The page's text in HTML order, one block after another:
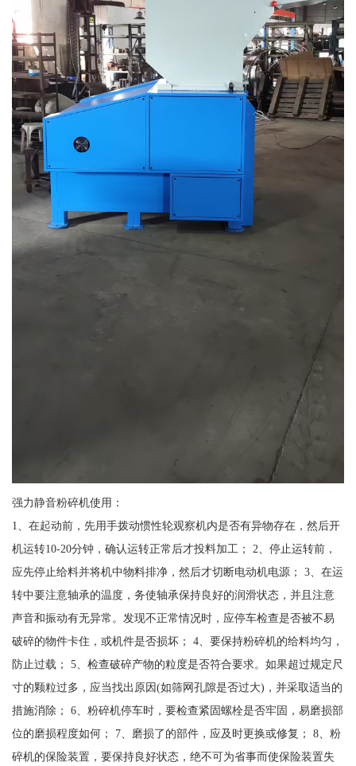
强力静音粉碎机使用：
1、在起动前，先用手拨动惯性轮观察机内是否有异物存在，然后开
机运转10-20分钟，确认运转正常后才投料加工； 2、停止运转前，
应先停止给料并将机中物料排净，然后才切断电动机电源； 3、在运
转中要注意轴承的温度，务使轴承保持良好的润滑状态，并且注意
声音和振动有无异常。发现不正常情况时，应停车检查是否被不易
破碎的物件卡住，或机件是否损坏； 4、要保持粉碎机的给料均匀，
防止过载； 5、检查破碎产物的粒度是否符合要求。如果超过规定尺
寸的颗粒过多，应当找出原因(如筛网孔隙是否过大)，并采取适当的
措施消除； 6、粉碎机停车时，要检查紧固螺栓是否牢固，易磨损部
位的磨损程度如何； 7、磨损了的部件，应及时更换或修复； 8、粉
碎机的保险装置，要保持良好状态，绝不可为省事而使保险装置失